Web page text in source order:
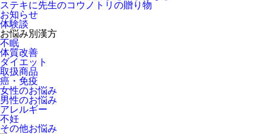
ステキに先生のコウノトリの贈り物
お知らせ
体験談
お悩み別漢方
不眠
体質改善
ダイエット
取扱商品
癌・免疫
女性のお悩み
男性のお悩み
アレルギー
不妊
その他お悩み